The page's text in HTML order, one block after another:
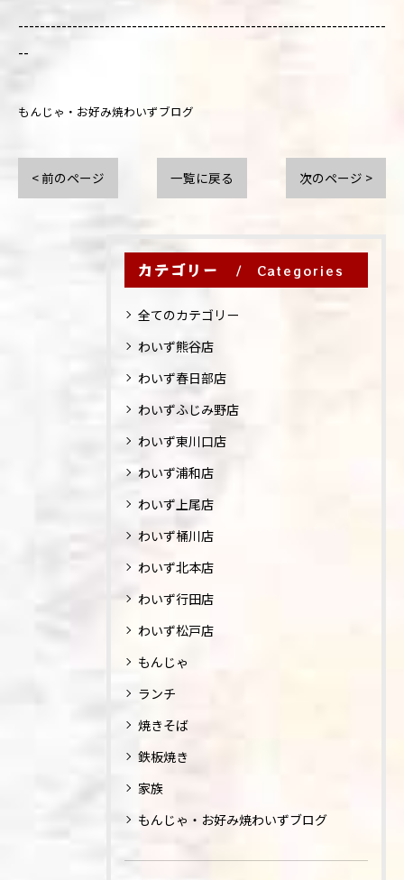
--------------------------------------------------------------------
--
もんじゃ・お好み焼わいずブログ
< 前のページ 一覧に戻る 次のページ >
カテゴリー Categories
全てのカテゴリー
わいず熊谷店
わいず春日部店
わいずふじみ野店
わいず東川口店
わいず浦和店
わいず上尾店
わいず桶川店
わいず北本店
わいず行田店
わいず松戸店
もんじゃ
ランチ
焼きそば
鉄板焼き
家族
もんじゃ・お好み焼わいずブログ